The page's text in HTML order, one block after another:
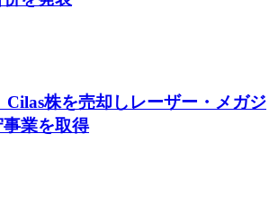
株を売却しレーザー・メガジ
業を取得